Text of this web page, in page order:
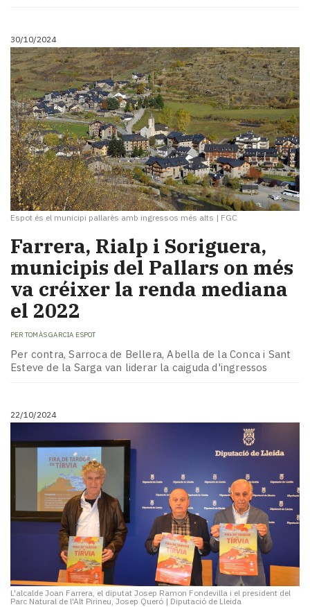
30/10/2024
Espot és el municipi pallarès amb ingressos més alts | FGC
Farrera, Rialp i Soriguera,
municipis del Pallars on més
va créixer la renda mediana
el 2022
PER TOMÀS GARCIA ESPOT
Per contra, Sarroca de Bellera, Abella de la Conca i Sant
Esteve de la Sarga van liderar la caiguda d'ingressos
22/10/2024
L'alcalde Joan Farrera, el diputat Josep Ramon Fondevilla i el president del
Parc Natural de l'Alt Pirineu, Josep Queró | Diputació de Lleida